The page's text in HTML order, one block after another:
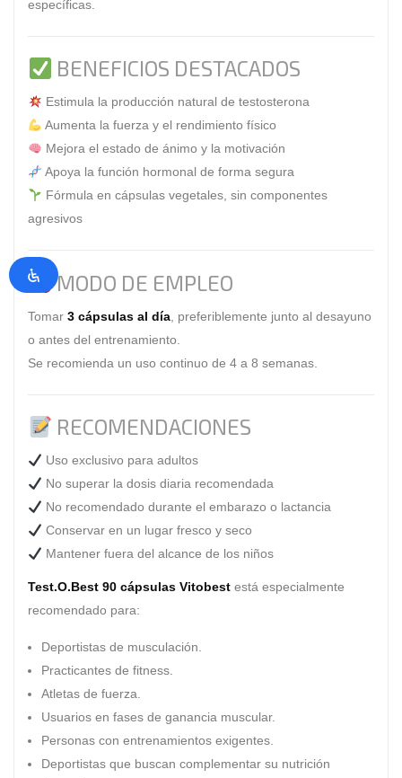
específicas.
BENEFICIOS DESTACADOS
Estimula la producción natural de testosterona
Aumenta la fuerza y el rendimiento físico
Mejora el estado de ánimo y la motivación
Apoya la función hormonal de forma segura
Fórmula en cápsulas vegetales, sin componentes
agresivos
MODO DE EMPLEO
Tomar 3 cápsulas al día , preferiblemente junto al desayuno
o antes del entrenamiento.
Se recomienda un uso continuo de 4 a 8 semanas.
RECOMENDACIONES
Uso exclusivo para adultos
No superar la dosis diaria recomendada
No recomendado durante el embarazo o lactancia
Conservar en un lugar fresco y seco
Mantener fuera del alcance de los niños
Test.O.Best 90 cápsulas Vitobest está especialmente
recomendado para:
Deportistas de musculación.
Practicantes de fitness.
Atletas de fuerza.
Usuarios en fases de ganancia muscular.
Personas con entrenamientos exigentes.
Deportistas que buscan complementar su nutrición